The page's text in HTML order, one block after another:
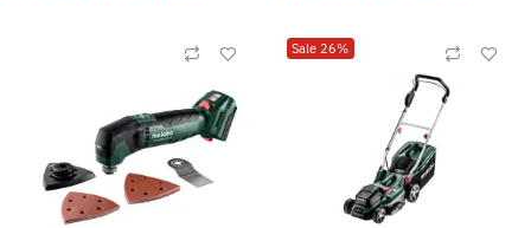
Sale 26%